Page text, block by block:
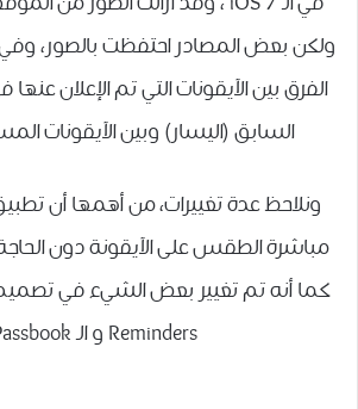
ولكن بعض المصادر احتفظت بالصور، وفي
السابق (اليسار) وبين الآيقونات
ونلاحظ عدة تغييرات، من أهمها أن
مباشرة الطقس على الآيقونة دون
كما أنه تم تغيير بعض الشيء في تصميم
Reminders و الـ Passbook.